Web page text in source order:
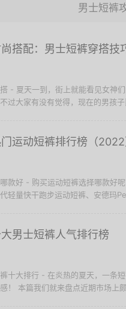
男士短裤
搭配：男士短裤穿搭技
- 夏天一到，街上就能看见女神
过大家有没有觉得，现在的男孩
运动短裤排行榜（2022
款好 - 购买运动短裤选择哪款好
轻量快干跑步运动短裤、安德玛
男士短裤人气排行榜
十大排行 - 在炎热的夏天，一条
！ 本篇我们就来盘点近期市场上